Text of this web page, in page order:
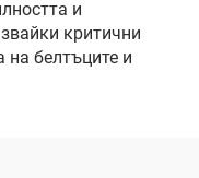
и
критични
на белтъците и